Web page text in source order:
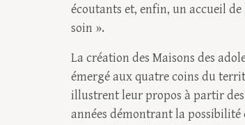
écoutants et, enfin, un accueil
soin ».
La création des Maisons des
émergé aux quatre coins du
illustrent leur propos à partir des
années démontrant la